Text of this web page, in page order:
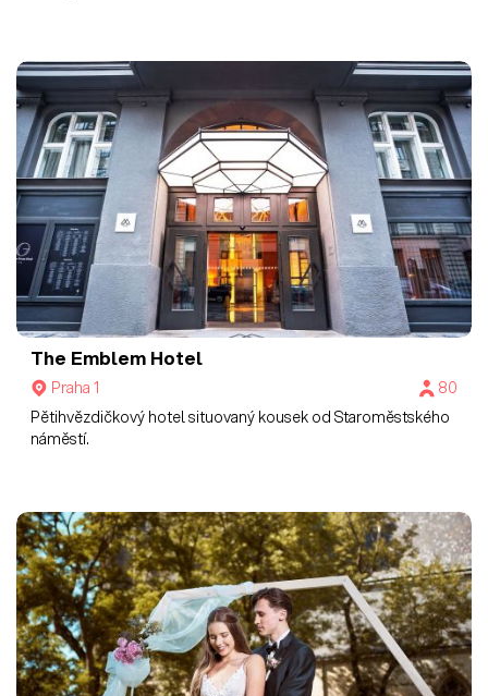
The Emblem Hotel
Praha 1
80
Pětihvězdičkový hotel situovaný kousek od Staroměstského
náměstí.